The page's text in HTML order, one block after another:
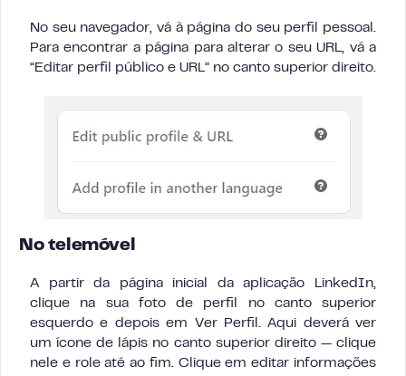
No seu navegador, vá à página do seu perfil pessoal.
Para encontrar a página para alterar o seu URL, vá a
“Editar perfil público e URL” no canto superior direito.
No telemóvel
A partir da página inicial da aplicação LinkedIn,
clique na sua foto de perfil no canto superior
esquerdo e depois em Ver Perfil. Aqui deverá ver
um ícone de lápis no canto superior direito — clique
nele e role até ao fim. Clique em editar informações